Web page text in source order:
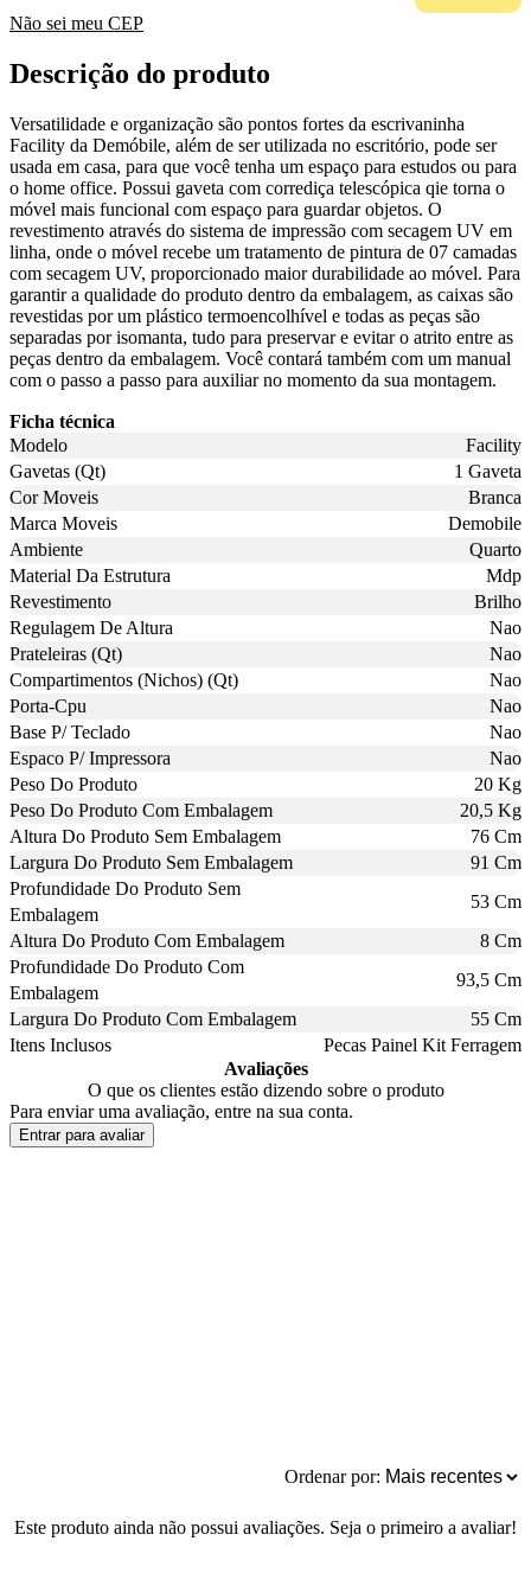
Não sei meu CEP
Descrição do produto
Versatilidade e organização são pontos fortes da escrivaninha
Facility da Demóbile, além de ser utilizada no escritório, pode ser
usada em casa, para que você tenha um espaço para estudos ou para
o home office. Possui gaveta com corrediça telescópica qie torna o
móvel mais funcional com espaço para guardar objetos. O
revestimento através do sistema de impressão com secagem UV em
linha, onde o móvel recebe um tratamento de pintura de 07 camadas
com secagem UV, proporcionado maior durabilidade ao móvel. Para
garantir a qualidade do produto dentro da embalagem, as caixas são
revestidas por um plástico termoencolhível e todas as peças são
separadas por isomanta, tudo para preservar e evitar o atrito entre as
peças dentro da embalagem. Você contará também com um manual
com o passo a passo para auxiliar no momento da sua montagem.
Ficha técnica
Modelo
Facility
Gavetas (Qt)
1 Gaveta
Cor Moveis
Branca
Marca Moveis
Demobile
Ambiente
Quarto
Material Da Estrutura
Mdp
Revestimento
Brilho
Regulagem De Altura
Nao
Prateleiras (Qt)
Nao
Compartimentos (Nichos) (Qt)
Nao
Porta-Cpu
Nao
Base P/ Teclado
Nao
Espaco P/ Impressora
Nao
Peso Do Produto
20 Kg
Peso Do Produto Com Embalagem
20,5 Kg
Altura Do Produto Sem Embalagem
76 Cm
Largura Do Produto Sem Embalagem
91 Cm
Profundidade Do Produto Sem
Embalagem
53 Cm
Altura Do Produto Com Embalagem
8 Cm
Profundidade Do Produto Com
Embalagem
93,5 Cm
Largura Do Produto Com Embalagem
55 Cm
Itens Inclusos
Pecas Painel Kit Ferragem
Avaliações
O que os clientes estão dizendo sobre o produto
Para enviar uma avaliação, entre na sua conta.
Entrar para avaliar
Ordenar por:
Este produto ainda não possui avaliações. Seja o primeiro a avaliar!